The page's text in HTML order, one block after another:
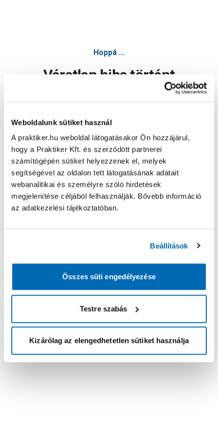
Weboldalunk sütiket használ
A praktiker.hu weboldal látogatásakor Ön hozzájárul,
hogy a Praktiker Kft. és szerződött partnerei
számítógépén sütiket helyezzenek el, melyek
segítségével az oldalon tett látogatásának adatait
webanalitikai és személyre szóló hirdetések
megjelenítése céljából felhasználják. Bővebb információ
az adatkezelési tájékoztatóban.
Beállítások
Összes süti engedélyezése
Testre szabás
Kizárólag az elengedhetetlen sütiket használja
Hoppá ...
Váratlan hiba történt
Oldal újratöltése